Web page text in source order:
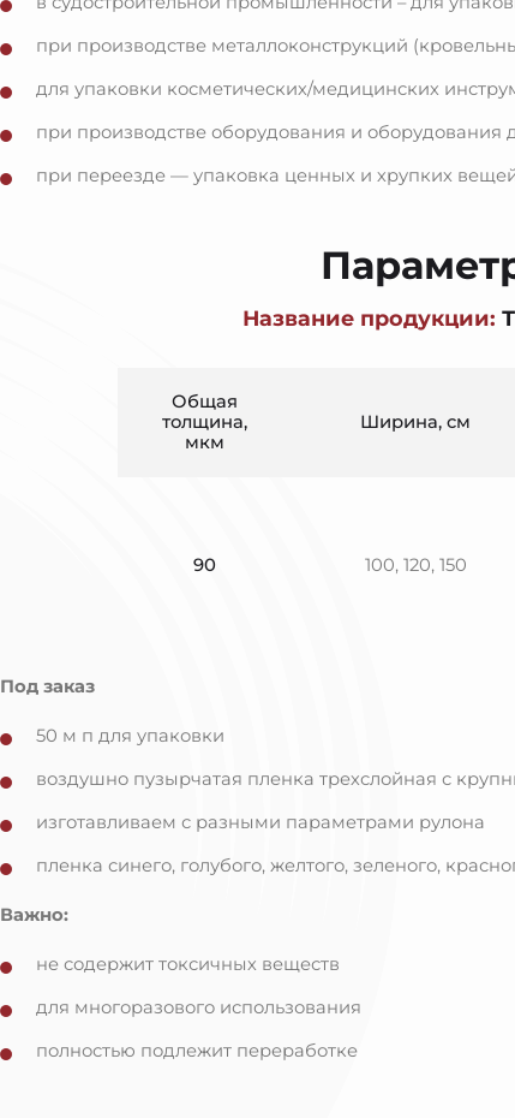
при производстве металлоконструкций
для упаковки косметических/медицинских
при производстве оборудования и
при переезде — упаковка ценных и хрупких
Название продукции:
Общая
толщина,
мкм
Ширина, см
90 100, 120, 150
Под заказ
50 м п для упаковки
воздушно пузырчатая пленка трехслойная с
изготавливаем с разными параметрами рулона
пленка синего, голубого, желтого, зеленого,
Важно:
не содержит токсичных веществ
для многоразового использования
полностью подлежит переработке